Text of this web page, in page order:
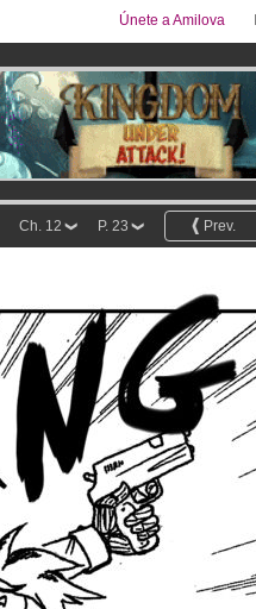
Únete a Amilova
Prev.
P. 23
Ch. 12